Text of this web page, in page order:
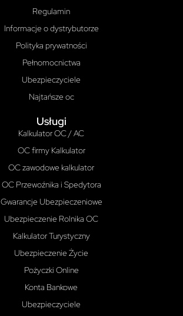
Regulamin
Informacje o dystrybutorze
Polityka prywatności
Pełnomocnictwa
Ubezpieczyciele
Najtańsze oc
Usługi
Kalkulator OC / AC
OC firmy Kalkulator
OC zawodowe kalkulator
OC Przewoźnika i Spedytora
Gwarancje Ubezpieczeniowe
Ubezpieczenie Rolnika OC
Kalkulator Turystyczny
Ubezpieczenie Życie
Pożyczki Online
Konta Bankowe
Ubezpieczyciele